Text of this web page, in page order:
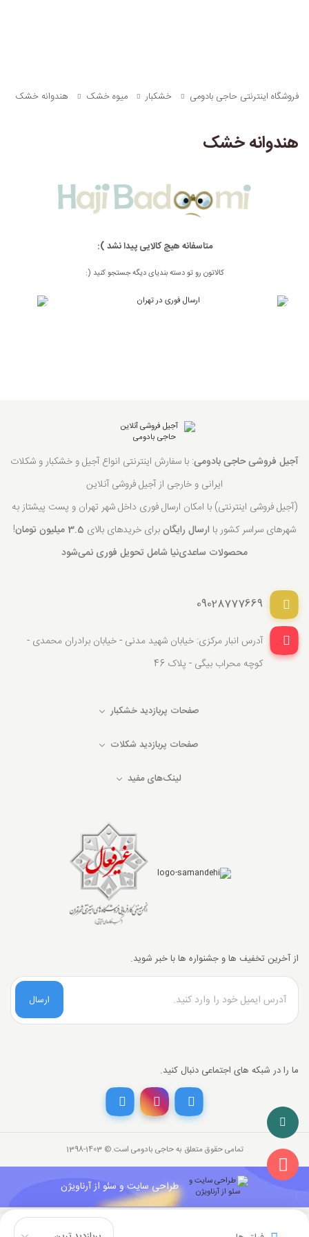
فروشگاه اینترنتی حاجی بادومی خشکبار میوه خشک هندوانه خشک
هندوانه خشک
متاسفانه هیچ کالایی پیدا نشد ):
کالاتون رو تو دسته بندیای دیگه جستجو کنید (:
آجیل فروشی حاجی بادومی: با سفارش اینترنتی انواع آجیل و خشکبار و شکلات
ایرانی و خارجی از آجیل فروشی آنلاین
(آجیل فروشی اینترنتی) با امکان ارسال فوری داخل شهر تهران و پست پیشتاز به
شهرهای سراسر کشور با ارسال رایگانبرای خریدهای بالای 3.5 میلیون تومان
!
محصولات ساعدی‌نیا شامل تحویل فوری نمی‌شود
09028777669
آدرس انبار مرکزی: خیابان شهید مدنی - خیابان برادران محمدی -
کوچه محراب بیگی - پلاک 46
صفحات پربازدید خشکبار
صفحات پربازدید شکلات
لینک‌های مفید
از آخرین تخفیف ها و جشنواره ها با خبر شوید.
ارسال
ما را در شبکه های اجتماعی دنبال کنید.
تمامی حقوق متعلق به حاجی بادومی است.©‏ 1398-1403
طراحی سایت و سئو از آرناویژن